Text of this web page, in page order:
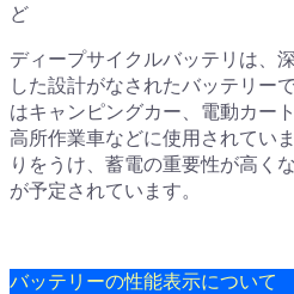
ど
ディープサイクルバッテリは、
した設計がなされたバッテリー
はキャンピングカー、電動カー
高所作業車などに使用されてい
りをうけ、蓄電の重要性が高く
が予定されています。
バッテリーの性能表示について